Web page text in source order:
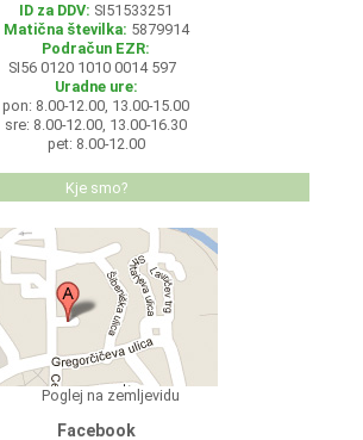
ID za DDV: SI51533251
Matična številka: 5879914
Podračun EZR:
SI56 0120 1010 0014 597
Uradne ure:
pon: 8.00-12.00, 13.00-15.00
sre: 8.00-12.00, 13.00-16.30
pet: 8.00-12.00
Kje smo?
Poglej na zemljevidu
Facebook